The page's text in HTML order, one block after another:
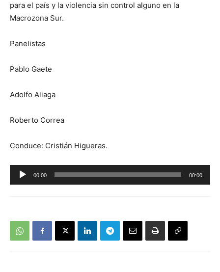
para el país y la violencia sin control alguno en la
Macrozona Sur.
Panelistas
Pablo Gaete
Adolfo Aliaga
Roberto Correa
Conduce: Cristián Higueras.
Reproductor
de
00:00 00:00